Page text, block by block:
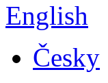
English
Česky